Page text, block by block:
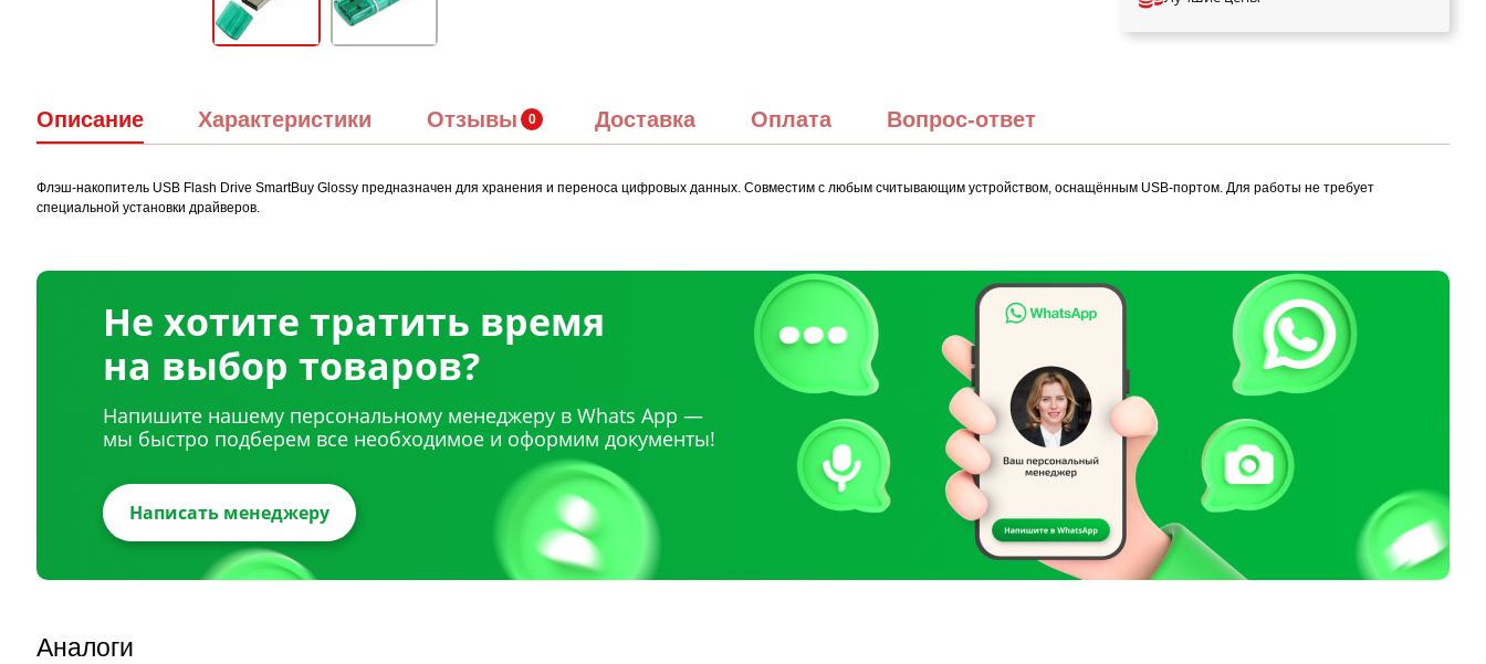
Описание Характеристики Отзывы Доставка Оплата Вопрос-ответ
Флэш-накопитель USB Flash Drive SmartBuy Glossy предназначен для хранения и переноса цифровых данных. Совместим с любым считывающим устройством, оснащённым USB-портом. Для работы не требует
специальной установки драйверов.
Не хотите тратить время
на выбор товаров?
Напишите нашему персональному менеджеру в Whats App —
мы быстро подберем все необходимое и оформим документы!
Написать менеджеру
Аналоги